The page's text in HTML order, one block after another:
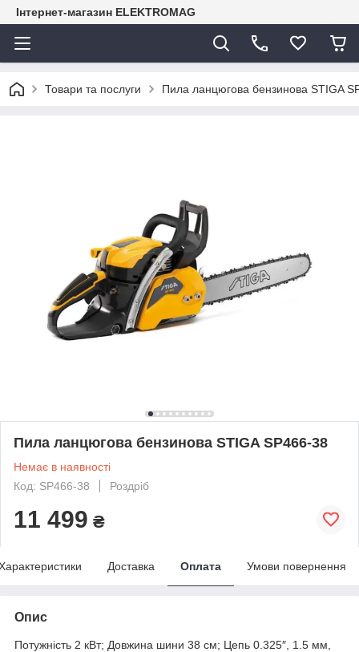
Інтернет-магазин ELEKTROMAG
Товари та послуги Пила ланцюгова бензинова STIGA
Пила ланцюгова бензинова STIGA SP466-38
Немає в наявності
Код: SP466-38
Роздріб
11 499 ₴
Доставка Оплата Умови повернення
Опис
Потужність 2 кВт; Довжина шини 38 см; Цепь 0.325″, 1.5 мм,